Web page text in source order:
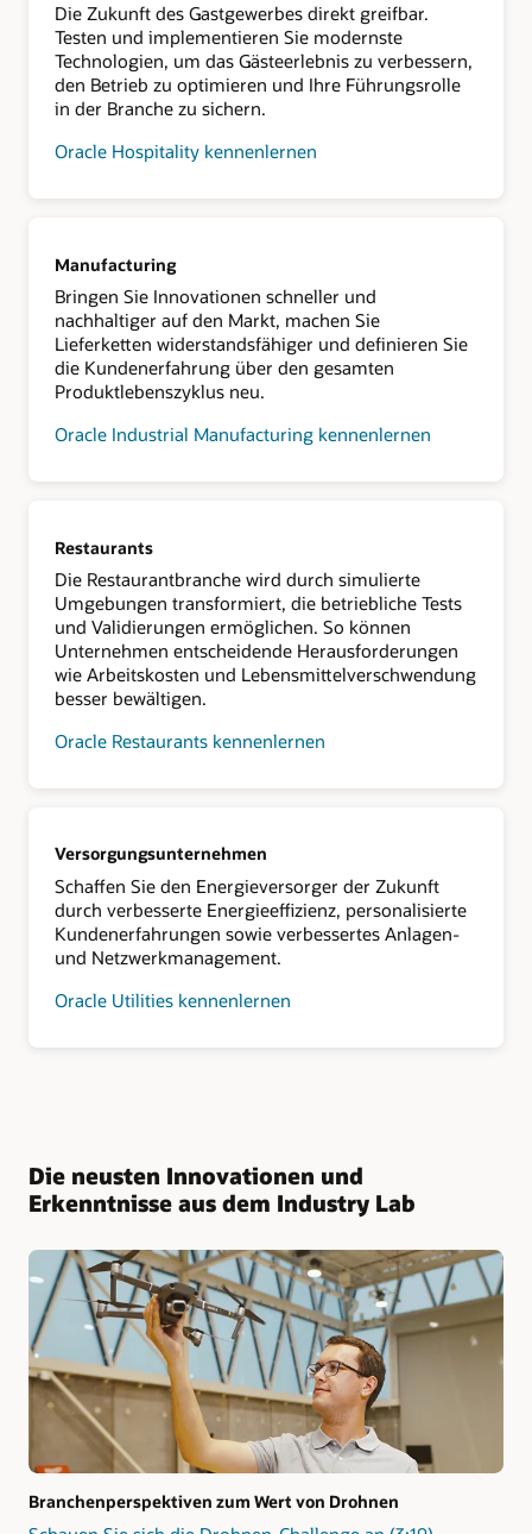
Die Zukunft des Gastgewerbes direkt greifbar.
Testen und implementieren Sie modernste
Technologien, um das Gästeerlebnis zu verbessern,
den Betrieb zu optimieren und Ihre Führungsrolle
in der Branche zu sichern.
Oracle Hospitality kennenlernen
Manufacturing
Bringen Sie Innovationen schneller und
nachhaltiger auf den Markt, machen Sie
Lieferketten widerstandsfähiger und definieren Sie
die Kundenerfahrung über den gesamten
Produktlebenszyklus neu.
Oracle Industrial Manufacturing kennenlernen
Restaurants
Die Restaurantbranche wird durch simulierte
Umgebungen transformiert, die betriebliche Tests
und Validierungen ermöglichen. So können
Unternehmen entscheidende Herausforderungen
wie Arbeitskosten und Lebensmittelverschwendung
besser bewältigen.
Oracle Restaurants kennenlernen
Versorgungsunternehmen
Schaffen Sie den Energieversorger der Zukunft
durch verbesserte Energieeffizienz, personalisierte
Kundenerfahrungen sowie verbessertes Anlagen-
und Netzwerkmanagement.
Oracle Utilities kennenlernen
Die neusten Innovationen und
Erkenntnisse aus dem Industry Lab
Branchenperspektiven zum Wert von Drohnen